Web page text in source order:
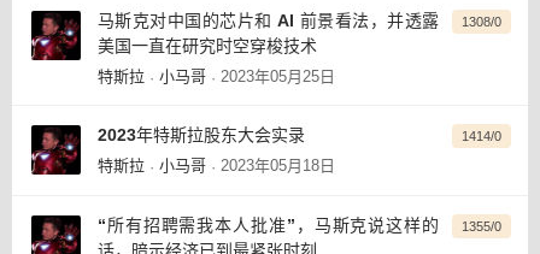
马斯克对中国的芯片和 AI 前景看法，并透露
美国一直在研究时空穿梭技术
特斯拉 · 小马哥 · 2023年05月25日
1308/0
2023年特斯拉股东大会实录
特斯拉 · 小马哥 · 2023年05月18日
1414/0
“所有招聘需我本人批准”，马斯克说这样的
话，暗示经济已到最紧张时刻
1355/0